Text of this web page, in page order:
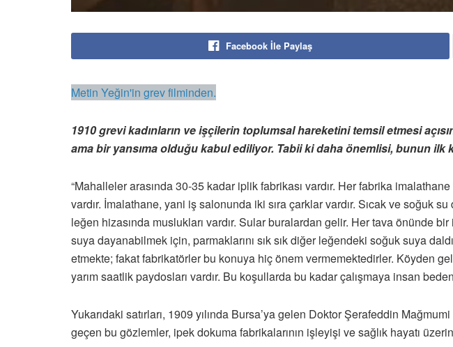
Facebook İle Paylaş
Metin Yeğin'in grev filminden.
1910 grevi kadınların ve işçilerin toplumsal hareketini temsil etmesi
ama bir yansıma olduğu kabul ediliyor. Tabii ki daha önemlisi, bunun ilk
“Mahalleler arasında 30-35 kadar iplik fabrikası vardır. Her fabrika
vardır. İmalathane, yani iş salonunda iki sıra çarklar vardır. Sıcak ve
leğen hizasında muslukları vardır. Sular buralardan gelir. Her tava önünde
suya dayanabilmek için, parmaklarını sık sık diğer leğendeki soğuk suya
etmekte; fakat fabrikatörler bu konuya hiç önem vermemektedirler. Köyden
yarım saatlik paydosları vardır. Bu koşullarda bu kadar çalışmaya insan
Yukarıdaki satırları, 1909 yılında Bursa’ya gelen Doktor Şerafeddin
geçen bu gözlemler, ipek dokuma fabrikalarının işleyişi ve sağlık hayatı